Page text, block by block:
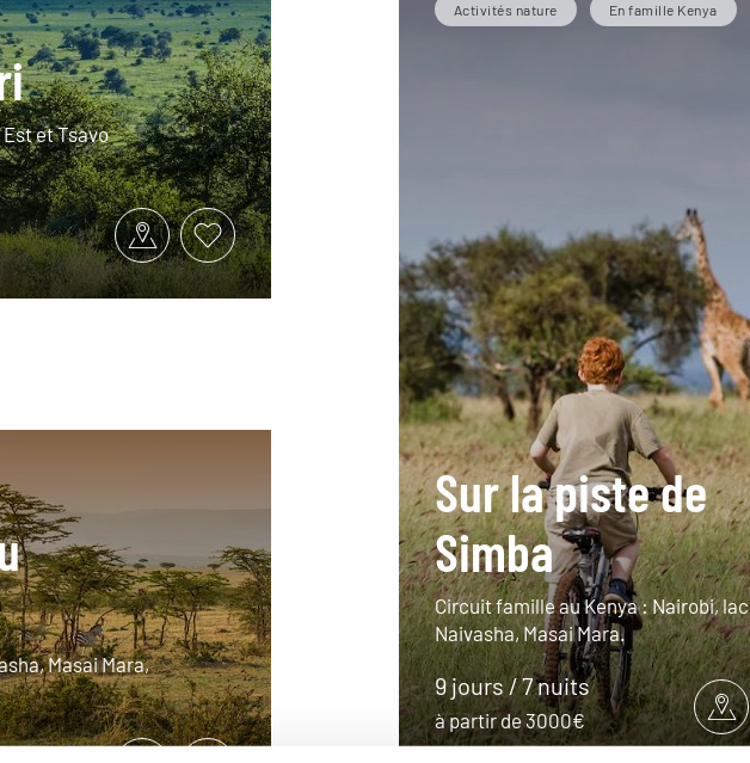
et Tsavo
Masai Mara,
Activités nature En famille Kenya
Sur la piste de
Simba
Circuit famille au Kenya : Nairobi, lac
Naivasha, Masai Mara.
9 jours / 7 nuits
à partir de 3000€